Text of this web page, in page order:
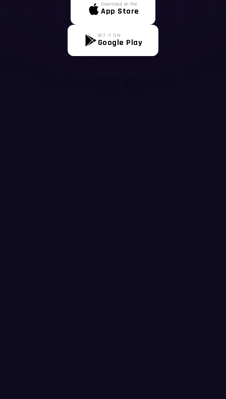
Download on the
App Store
GET IT ON
Google Play